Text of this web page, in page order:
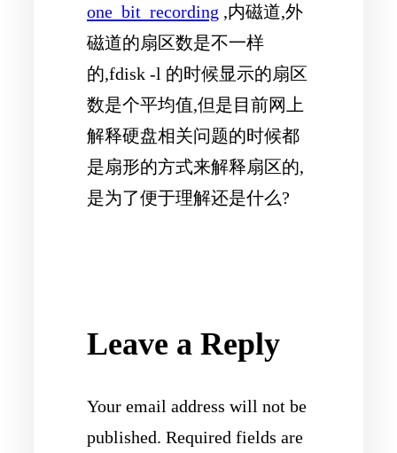
one_bit_recording ,内磁道,外
磁道的扇区数是不一样
的,fdisk -l 的时候显示的扇区
数是个平均值,但是目前网上
解释硬盘相关问题的时候都
是扇形的方式来解释扇区的,
是为了便于理解还是什么?
Leave a Reply
Your email address will not be
published. Required fields are